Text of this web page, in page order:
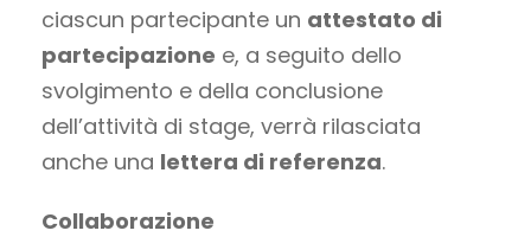
ciascun partecipante un attestato di
partecipazione e, a seguito dello
svolgimento e della conclusione
dell’attività di stage, verrà rilasciata
anche una lettera di referenza.
Collaborazione